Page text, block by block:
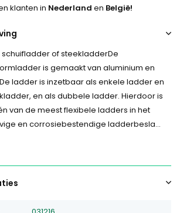
klanten in Nederland en België!
of steekladderDe
is gemaakt van aluminium en
ladder is inzetbaar als enkele ladder en
en als dubbele ladder. Hierdoor is
van de meest flexibele ladders in het
en corrosiebestendige ladderbesla...